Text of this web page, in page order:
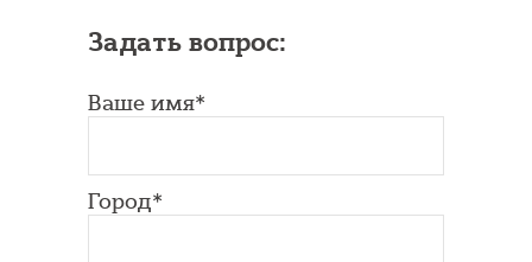
Задать вопрос:
Ваше имя*
Город*